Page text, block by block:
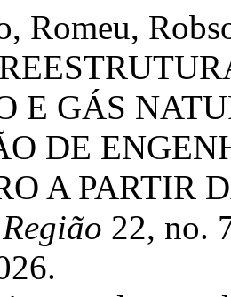
Romeu,
E GÁS
DE
A PARTIR
22, no.